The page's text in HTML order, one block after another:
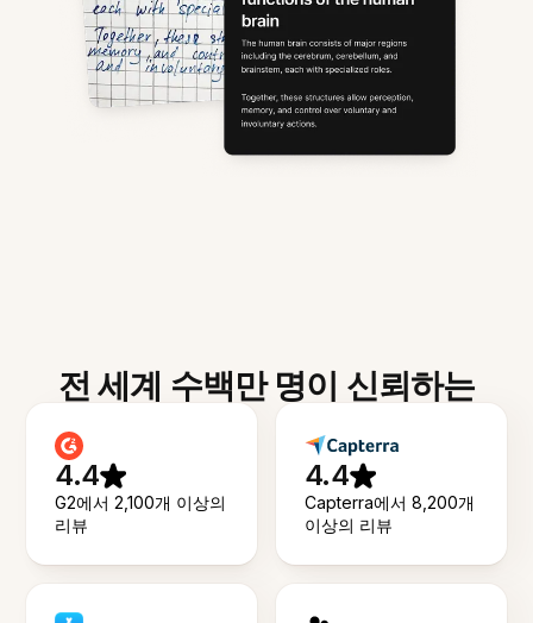
전 세계 수백만 명이 신뢰하는
4.4
G2에서 2,100개 이상의
리뷰
4.4
Capterra에서 8,200개
이상의 리뷰